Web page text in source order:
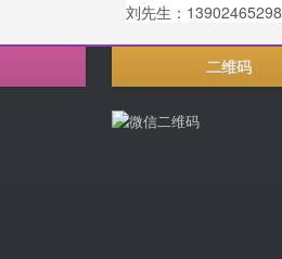
刘先生：13902465298
二维码